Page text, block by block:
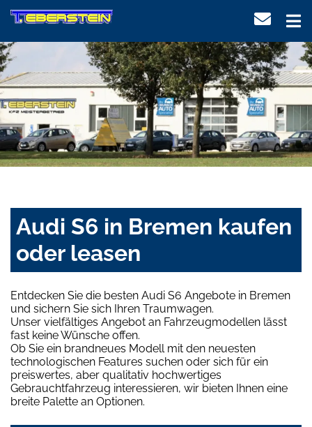
Audi S6 in Bremen kaufen
oder leasen
Entdecken Sie die besten Audi S6 Angebote in Bremen
und sichern Sie sich Ihren Traumwagen.
Unser vielfältiges Angebot an Fahrzeugmodellen lässt
fast keine Wünsche offen.
Ob Sie ein brandneues Modell mit den neuesten
technologischen Features suchen oder sich für ein
preiswertes, aber qualitativ hochwertiges
Gebrauchtfahrzeug interessieren, wir bieten Ihnen eine
breite Palette an Optionen.